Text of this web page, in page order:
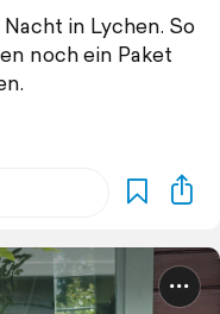
in Lychen. So
noch ein Paket